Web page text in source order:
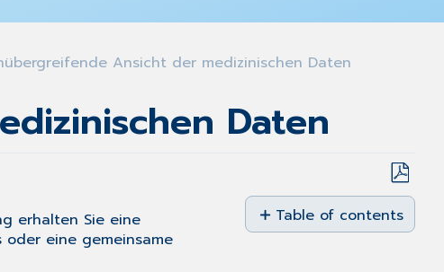
Ansicht der medizinischen Daten
Daten
Save
as
PDF
Table of contents
No
erhalten Sie eine
eine gemeinsame